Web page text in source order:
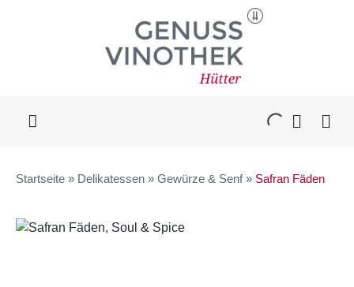
Toggle
KAFFEE
Startseite» Delikatessen» Gewürze & Senf» Safran Fäden